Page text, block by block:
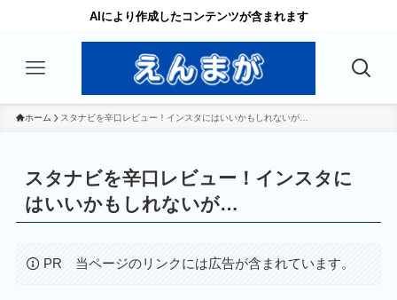
AIにより作成したコンテンツが含まれます
ホーム スタナビを辛口レビュー！インスタにはいいかもしれないが…
スタナビを辛口レビュー！インスタに
はいいかもしれないが…
PR 当ページのリンクには広告が含まれています。